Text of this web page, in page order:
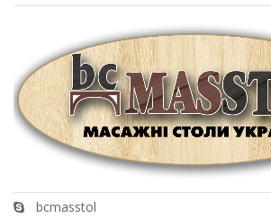
bcmasstol